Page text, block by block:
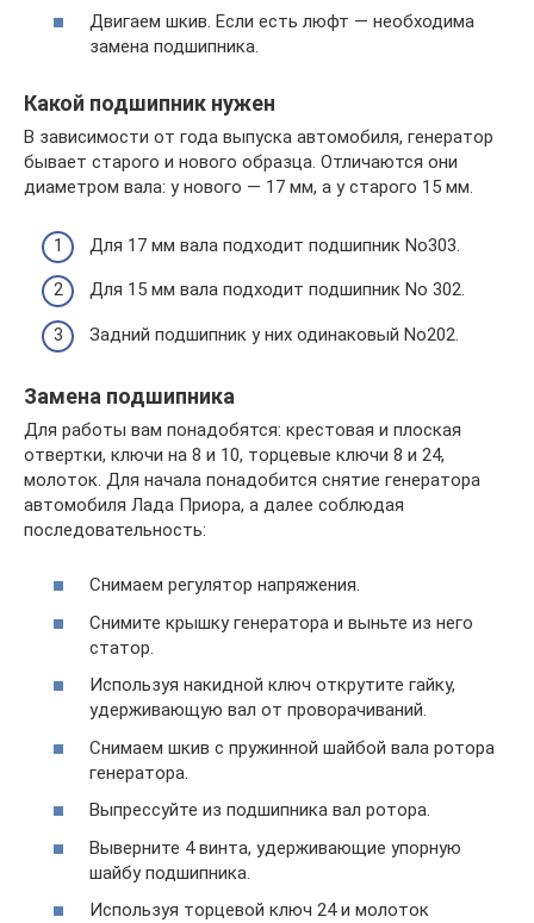
Двигаем шкив. Если есть люфт — необходима
замена подшипника.
Какой подшипник нужен
В зависимости от года выпуска автомобиля, генератор
бывает старого и нового образца. Отличаются они
диаметром вала: у нового — 17 мм, а у старого 15 мм.
Для 17 мм вала подходит подшипник No303.
Для 15 мм вала подходит подшипник No 302.
Задний подшипник у них одинаковый No202.
Замена подшипника
Для работы вам понадобятся: крестовая и плоская
отвертки, ключи на 8 и 10, торцевые ключи 8 и 24,
молоток. Для начала понадобится снятие генератора
автомобиля Лада Приора, а далее соблюдая
последовательность:
Снимаем регулятор напряжения.
Снимите крышку генератора и выньте из него
статор.
Используя накидной ключ открутите гайку,
удерживающую вал от проворачиваний.
Снимаем шкив с пружинной шайбой вала ротора
генератора.
Выпрессуйте из подшипника вал ротора.
Выверните 4 винта, удерживающие упорную
шайбу подшипника.
Используя торцевой ключ 24 и молоток